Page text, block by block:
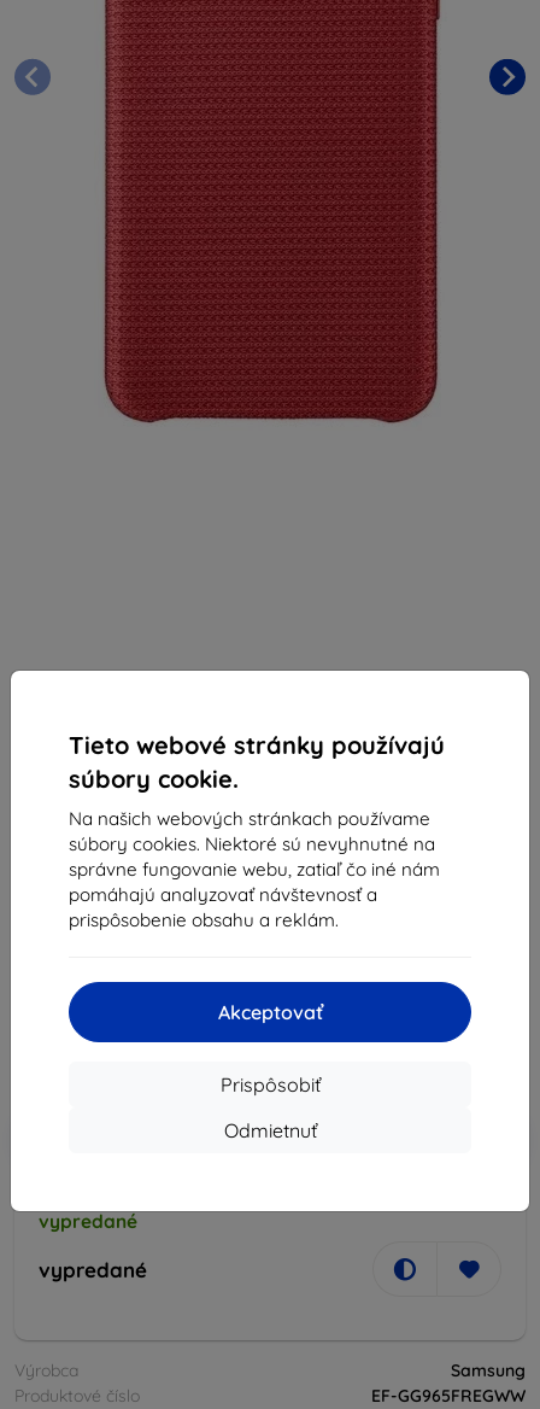
Tieto webové stránky používajú
súbory cookie.
Na našich webových stránkach používame
súbory cookies. Niektoré sú nevyhnutné na
správne fungovanie webu, zatiaľ čo iné nám
pomáhajú analyzovať návštevnosť a
prispôsobenie obsahu a reklám.
Akceptovať
Prispôsobiť
Odmietnuť
Kryt Case Samsung EF-GG965FR S9 Plus G965 red
Hyperknit Cover (EF-GG965FREGWW)
5,02 €
4,51 €
Zľava s kupónomEXTRA10
vypredané
vypredané
Výrobca
Samsung
Produktové číslo
EF-GG965FREGWW